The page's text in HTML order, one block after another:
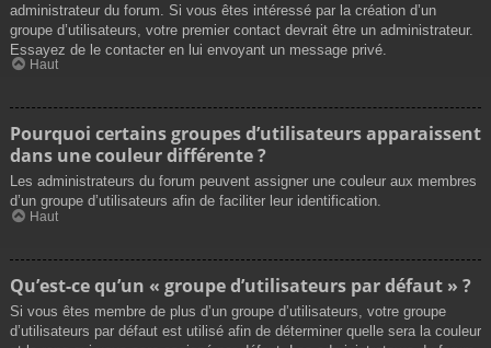
administrateur du forum. Si vous êtes intéressé par la création d’un
groupe d’utilisateurs, votre premier contact devrait être un administrateur.
Essayez de le contacter en lui envoyant un message privé.
Haut
Pourquoi certains groupes d’utilisateurs apparaissent
dans une couleur différente ?
Les administrateurs du forum peuvent assigner une couleur aux membres
d’un groupe d’utilisateurs afin de faciliter leur identification.
Haut
Qu’est-ce qu’un « groupe d’utilisateurs par défaut » ?
Si vous êtes membre de plus d’un groupe d’utilisateurs, votre groupe
d’utilisateurs par défaut est utilisé afin de déterminer quelle sera la couleur